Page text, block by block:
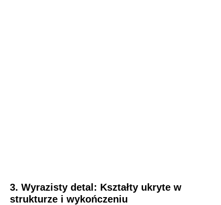
3. Wyrazisty detal: Kształty ukryte w
strukturze i wykończeniu